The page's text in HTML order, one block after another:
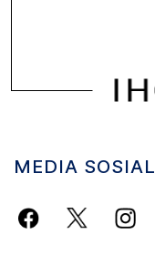
MEDIA SOSIAL